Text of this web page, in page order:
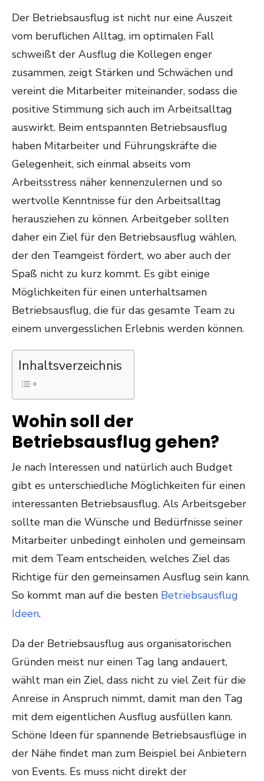
Der Betriebsausflug ist nicht nur eine Auszeit
vom beruflichen Alltag, im optimalen Fall
schweißt der Ausflug die Kollegen enger
zusammen, zeigt Stärken und Schwächen und
vereint die Mitarbeiter miteinander, sodass die
positive Stimmung sich auch im Arbeitsalltag
auswirkt. Beim entspannten Betriebsausflug
haben Mitarbeiter und Führungskräfte die
Gelegenheit, sich einmal abseits vom
Arbeitsstress näher kennenzulernen und so
wertvolle Kenntnisse für den Arbeitsalltag
herausziehen zu können. Arbeitgeber sollten
daher ein Ziel für den Betriebsausflug wählen,
der den Teamgeist fördert, wo aber auch der
Spaß nicht zu kurz kommt. Es gibt einige
Möglichkeiten für einen unterhaltsamen
Betriebsausflug, die für das gesamte Team zu
einem unvergesslichen Erlebnis werden können.
Inhaltsverzeichnis
Wohin soll der
Betriebsausflug gehen?
Je nach Interessen und natürlich auch Budget
gibt es unterschiedliche Möglichkeiten für einen
interessanten Betriebsausflug. Als Arbeitsgeber
sollte man die Wünsche und Bedürfnisse seiner
Mitarbeiter unbedingt einholen und gemeinsam
mit dem Team entscheiden, welches Ziel das
Richtige für den gemeinsamen Ausflug sein kann.
So kommt man auf die besten Betriebsausflug
Ideen.
Da der Betriebsausflug aus organisatorischen
Gründen meist nur einen Tag lang andauert,
wählt man ein Ziel, dass nicht zu viel Zeit für die
Anreise in Anspruch nimmt, damit man den Tag
mit dem eigentlichen Ausflug ausfüllen kann.
Schöne Ideen für spannende Betriebsausflüge in
der Nähe findet man zum Beispiel bei Anbietern
von Events. Es muss nicht direkt der